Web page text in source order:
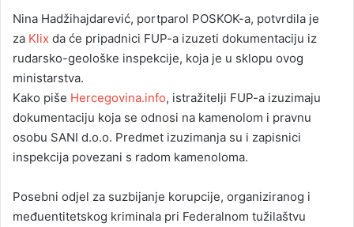
Nina Hadžihajdarević, portparol POSKOK-a, potvrdila je
za Klix da će pripadnici FUP-a izuzeti dokumentaciju iz
rudarsko-geološke inspekcije, koja je u sklopu ovog
ministarstva.
Kako piše Hercegovina.info, istražitelji FUP-a izuzimaju
dokumentaciju koja se odnosi na kamenolom i pravnu
osobu SANI d.o.o. Predmet izuzimanja su i zapisnici
inspekcija povezani s radom kamenoloma.
Posebni odjel za suzbijanje korupcije, organiziranog i
međuentitetskog kriminala pri Federalnom tužilaštvu